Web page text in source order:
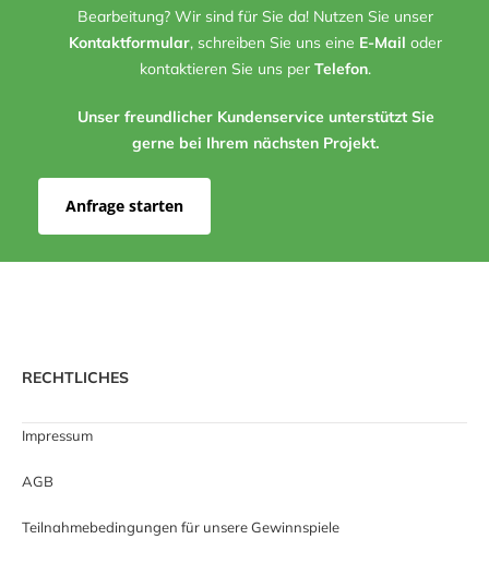
Bearbeitung? Wir sind für Sie da! Nutzen Sie unser
Kontaktformular, schreiben Sie uns eine E-Mail oder
kontaktieren Sie uns per Telefon.
Unser freundlicher Kundenservice unterstützt Sie
gerne bei Ihrem nächsten Projekt.
Anfrage starten
RECHTLICHES
Impressum
AGB
Teilnahmebedingungen für unsere Gewinnspiele